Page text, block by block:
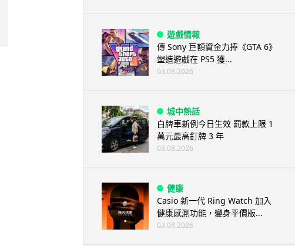
遊戲情報
傳 Sony 巨額資金力捧《GTA 6》
塑造遊戲在 PS5 獲...
03.08.2026
城中熱話
白牌車新例今日生效 罰款上限 1
萬元最高釘牌 3 年
03.08.2026
健康
Casio 新一代 Ring Watch 加入
健康感測功能，變身平價版...
03.08.2026